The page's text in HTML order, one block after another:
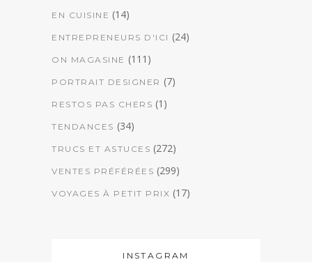
EN CUISINE (14)
ENTREPRENEURS D'ICI (24)
ON MAGASINE (111)
PORTRAIT DESIGNER (7)
RESTOS PAS CHERS (1)
TENDANCES (34)
TRUCS ET ASTUCES (272)
VENTES PRÉFÉRÉES (299)
VOYAGES À PETIT PRIX (17)
INSTAGRAM